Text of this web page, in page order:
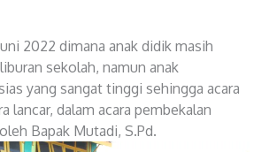
2022 dimana anak didik masih
sekolah, namun anak
yang sangat tinggi sehingga acara
lancar, dalam acara pembekalan
Bapak Mutadi, S.Pd.